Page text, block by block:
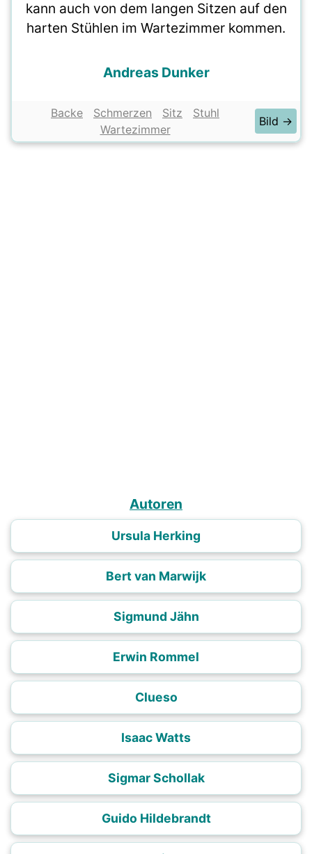
kann auch von dem langen Sitzen auf den
harten Stühlen im Wartezimmer kommen.
Andreas Dunker
Backe Schmerzen Sitz
Stuhl
Wartezimmer
Bild →
Autoren
Ursula Herking
Bert van Marwijk
Sigmund Jähn
Erwin Rommel
Clueso
Isaac Watts
Sigmar Schollak
Guido Hildebrandt